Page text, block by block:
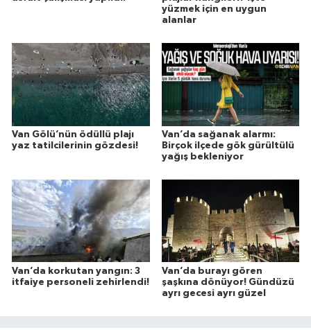
yüzmek için en uygun
alanlar
Van Gölü’nün ödüllü plajı
yaz tatilcilerinin gözdesi!
Van’da sağanak alarmı:
Birçok ilçede gök gürültülü
yağış bekleniyor
Van’da korkutan yangın: 3
itfaiye personeli zehirlendi!
Van’da burayı gören
şaşkına dönüyor! Gündüzü
ayrı gecesi ayrı güzel